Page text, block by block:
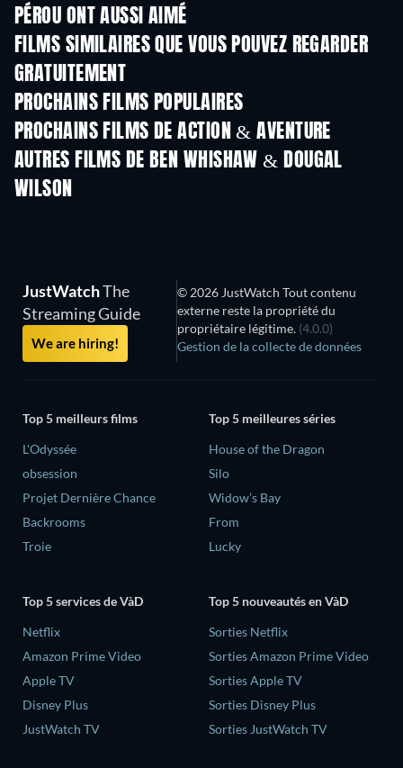
PÉROU ONT AUSSI AIMÉ
FILMS SIMILAIRES QUE VOUS POUVEZ REGARDER
GRATUITEMENT
PROCHAINS FILMS POPULAIRES
PROCHAINS FILMS DE ACTION & AVENTURE
AUTRES FILMS DE BEN WHISHAW & DOUGAL
WILSON
JustWatchThe
Streaming Guide
We are hiring!
© 2026 JustWatch Tout contenu
externe reste la propriété du
propriétaire légitime. (4.0.0)
Gestion de la collecte de données
Top 5 meilleurs films
L'Odyssée
obsession
Projet Dernière Chance
Backrooms
Troie
Top 5 meilleures séries
House of the Dragon
Silo
Widow’s Bay
From
Lucky
Top 5 services de VàD
Netflix
Amazon Prime Video
Apple TV
Disney Plus
JustWatch TV
Top 5 nouveautés en VàD
Sorties Netflix
Sorties Amazon Prime Video
Sorties Apple TV
Sorties Disney Plus
Sorties JustWatch TV